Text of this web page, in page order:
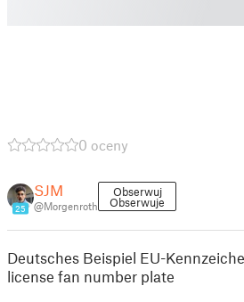
0 oceny
25
SJM
@Morgenroth
Obserwuj
Obserwuje
Deutsches Beispiel EU-
license fan number plate